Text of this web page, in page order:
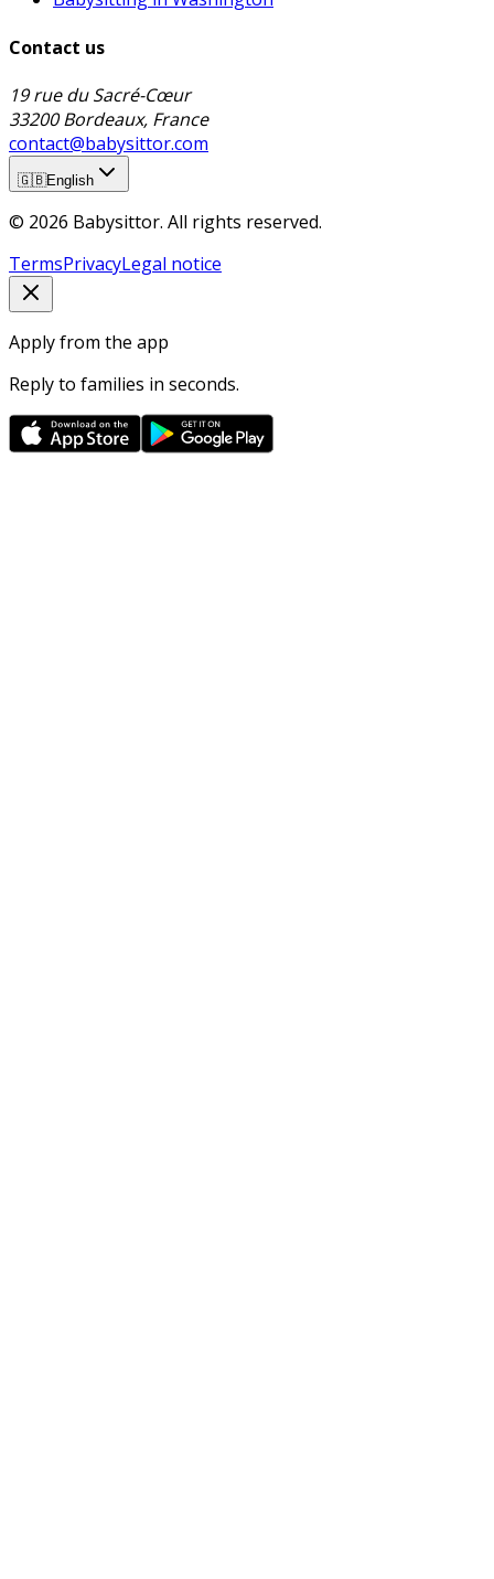
Contact us
19 rue du Sacré-Cœur
33200 Bordeaux, France
contact@babysittor.com
🇬🇧English
© 2026 Babysittor. All rights reserved.
TermsPrivacyLegal notice
Apply from the app
Reply to families in seconds.